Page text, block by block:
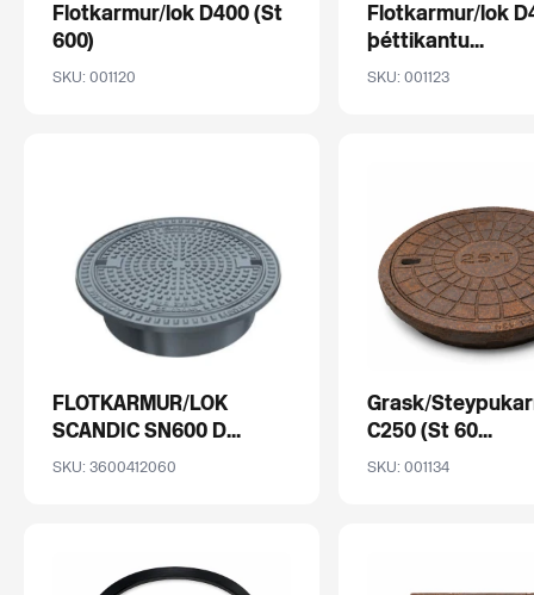
Flotkarmur/lok D400 (St
600)
SKU: 001120
Flotkarmur/lok
þéttikantu...
SKU: 001123
FLOTKARMUR/LOK
SCANDIC SN600 D...
SKU: 3600412060
Grask/
C250 (St 60...
SKU: 001134